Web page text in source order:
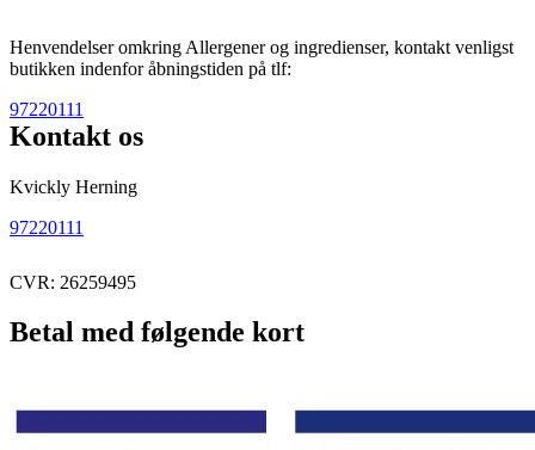
Henvendelser omkring Allergener og ingredienser, kontakt venligst
butikken indenfor åbningstiden på tlf:
97220111
Kontakt os
Kvickly Herning
97220111
CVR: 26259495
Betal med følgende kort